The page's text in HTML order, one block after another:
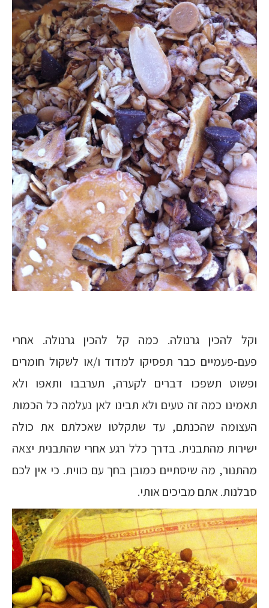
וקל להכין גרנולה. כמה קל להכין גרנולה. אחרי
פעם-פעמיים כבר תפסיקו למדוד ו/או לשקול חומרים
ופשוט תשפכו דברים לקערה, תערבבו ותאפו ולא
תאמינו כמה זה טעים ולא תבינו לאן נעלמה כל הכמות
העצומה שהכנתם, עד שתקלטו שאכלתם את כולה
ישירות מהתבנית. בדרך כלל רגע אחרי שהתבנית יצאה
מהתנור, מה שיסתיים כמובן בחך עם כווית. כי אין לכם
סבלנות. אתם מביכים אותי.